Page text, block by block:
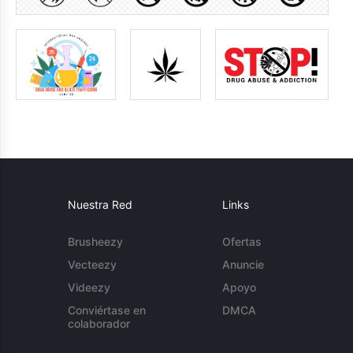
Nuestra Red
Brusheezy
Vecteezy
Videezy
Conviértase en
colaborador
Links
Ofertas
Anuncie
Apoyo
DMCA